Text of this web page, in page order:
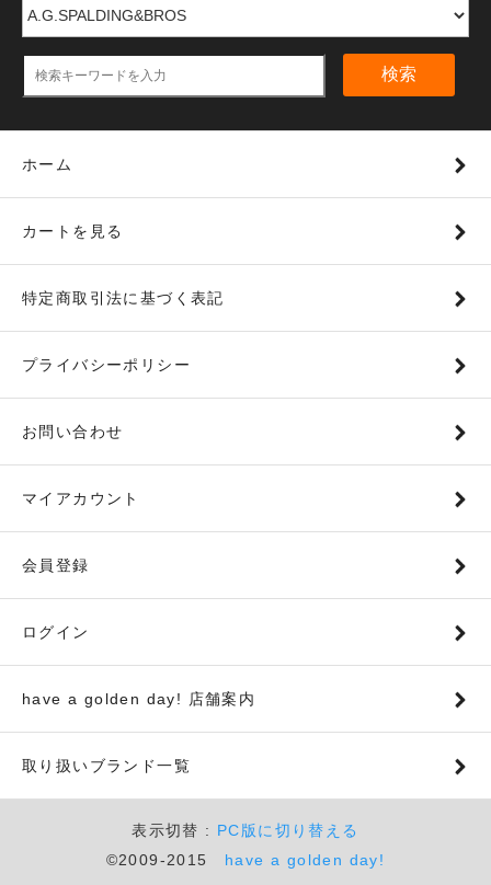
検索
ホーム
カートを見る
特定商取引法に基づく表記
プライバシーポリシー
お問い合わせ
マイアカウント
会員登録
ログイン
have a golden day! 店舗案内
取り扱いブランド一覧
表示切替 : PC版に切り替える
©2009-2015 have a golden day!